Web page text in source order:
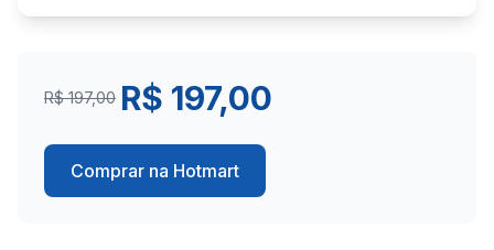
R$ 197,00 R$ 197,00
Comprar na Hotmart